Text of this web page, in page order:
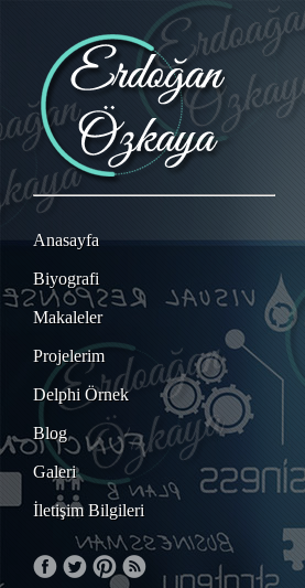
Anasayfa
Biyografi
Makaleler
Projelerim
Delphi Örnek
Blog
Galeri
İletişim Bilgileri